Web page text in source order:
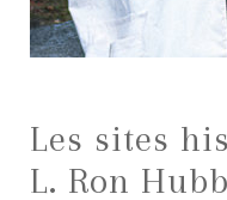
Les sites
L. Ron